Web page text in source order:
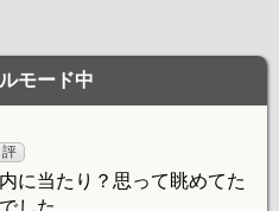
モード中
評
に当たり？思って眺めてた